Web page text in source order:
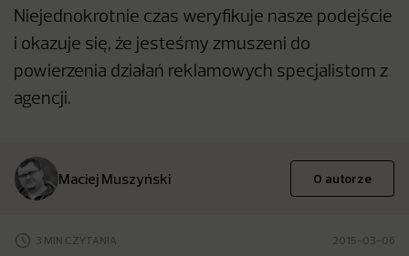
Niejednokrotnie czas weryfikuje nasze podejście
i okazuje się, że jesteśmy zmuszeni do
powierzenia działań reklamowych specjalistom z
agencji.
Maciej Muszyński O autorze
3 MIN CZYTANIA 2015-03-06